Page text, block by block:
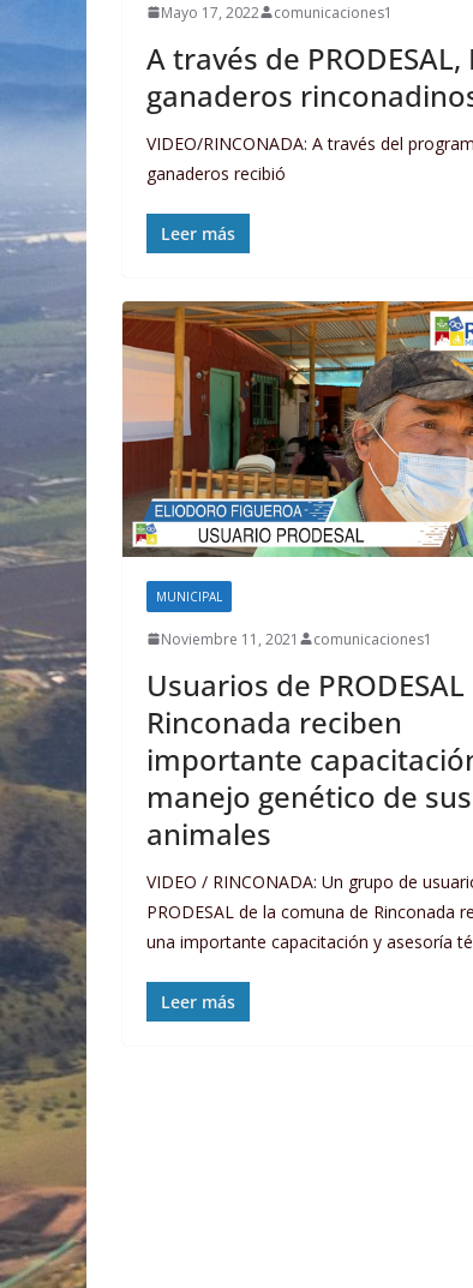
Mayo 17, 2022 comunicaciones1
A través de
ganaderos
VIDEO/RINCONADA: A través del
ganaderos recibió
Leer más
MUNICIPAL
Noviembre 11, 2021 comunicaciones1
Usuarios de PRODESAL
Rinconada reciben
importante
manejo genético de sus
animales
VIDEO / RINCONADA: Un grupo de
PRODESAL de la comuna de Rinconada
una importante capacitación y asesoría
Leer más